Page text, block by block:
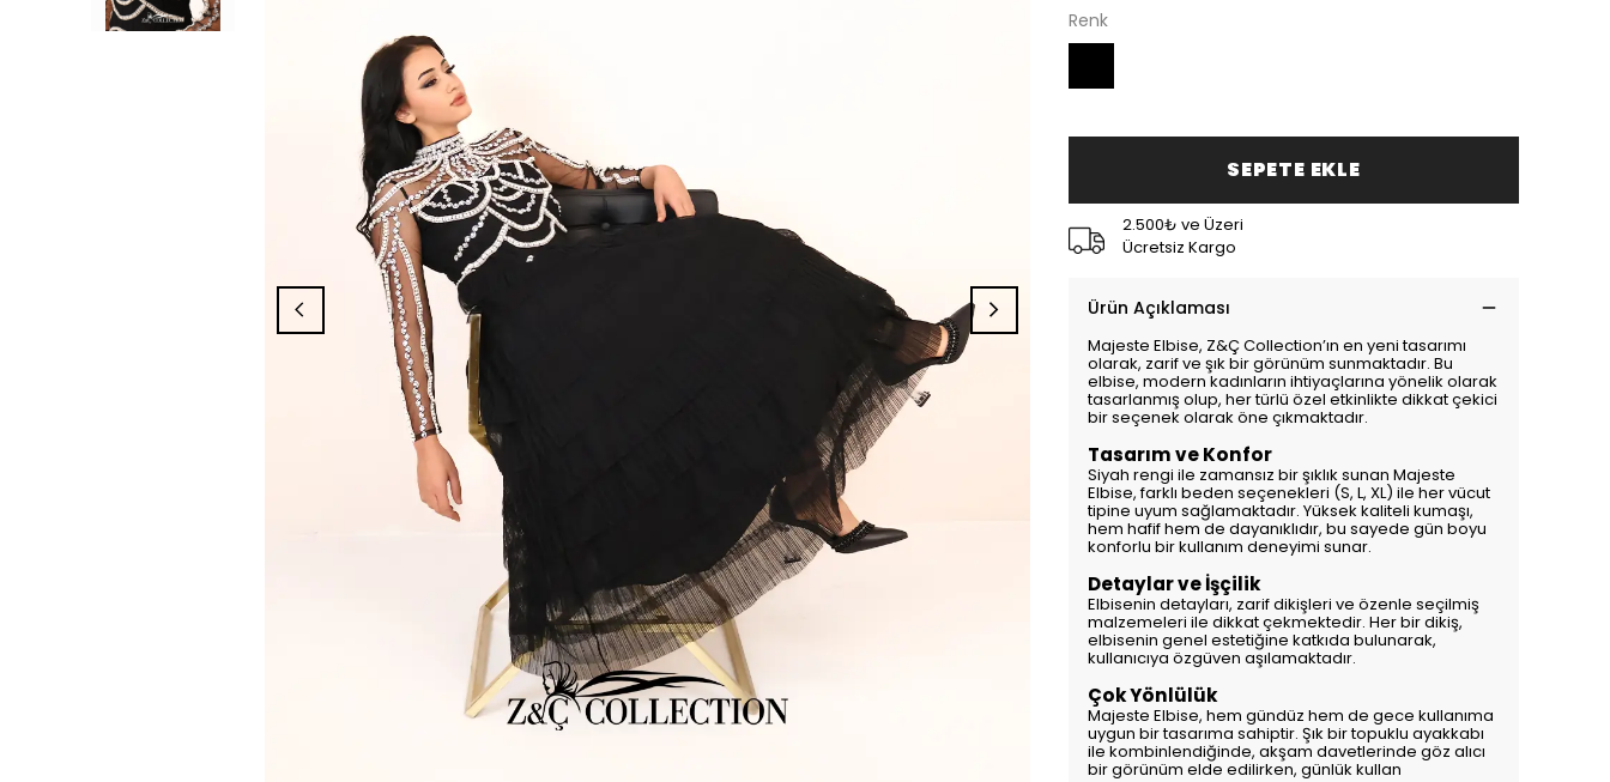
Renk
SEPETE EKLE
2.500₺ ve Üzeri
Ücretsiz Kargo
Ürün Açıklaması
Majeste Elbise, Z&Ç Collection’ın en yeni tasarımı
olarak, zarif ve şık bir görünüm sunmaktadır. Bu
elbise, modern kadınların ihtiyaçlarına yönelik olarak
tasarlanmış olup, her türlü özel etkinlikte dikkat çekici
bir seçenek olarak öne çıkmaktadır.
Tasarım ve Konfor
Siyah rengi ile zamansız bir şıklık sunan Majeste
Elbise, farklı beden seçenekleri (S, L, XL) ile her vücut
tipine uyum sağlamaktadır. Yüksek kaliteli kumaşı,
hem hafif hem de dayanıklıdır, bu sayede gün boyu
konforlu bir kullanım deneyimi sunar.
Detaylar ve İşçilik
Elbisenin detayları, zarif dikişleri ve özenle seçilmiş
malzemeleri ile dikkat çekmektedir. Her bir dikiş,
elbisenin genel estetiğine katkıda bulunarak,
kullanıcıya özgüven aşılamaktadır.
Çok Yönlülük
Majeste Elbise, hem gündüz hem de gece kullanıma
uygun bir tasarıma sahiptir. Şık bir topuklu ayakkabı
ile kombinlendiğinde, akşam davetlerinde göz alıcı
bir görünüm elde edilirken, günlük kullan